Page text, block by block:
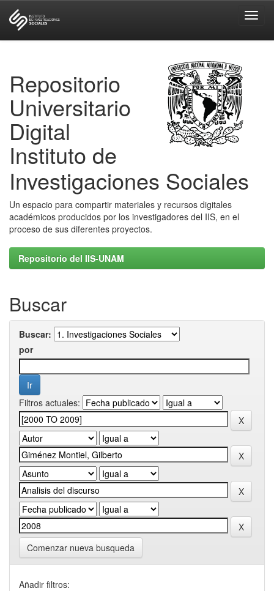
Repositorio
Universitario
Digital
Instituto de
Investigaciones Sociales
Un espacio para compartir materiales y recursos digitales
académicos producidos por los investigadores del IIS, en el
proceso de sus diferentes proyectos.
Repositorio del IIS-UNAM
Buscar
Buscar:
por
Filtros actuales:
Comenzar nueva busqueda
Añadir filtros: